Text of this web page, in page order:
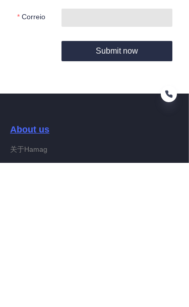
Correio
Submit now
About us
关于Hamag
PT